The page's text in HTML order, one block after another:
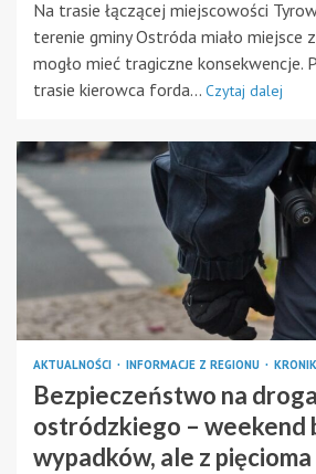
Na trasie łączącej miejscowości
terenie gminy Ostróda miało miejsce
mogło mieć tragiczne konsekwencje.
trasie kierowca forda... Czytaj dalej
AKTUALNOŚCI INFORMACJE Z REGIONU
Bezpieczeństwo na
ostródzkiego – weekend
wypadków, ale z